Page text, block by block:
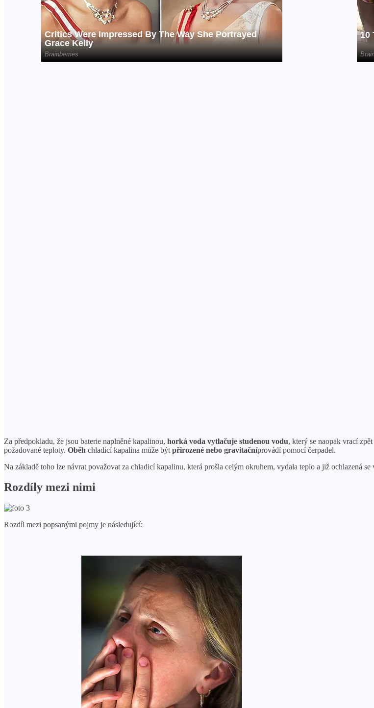
Za předpokladu, že jsou baterie naplněné kapalinou, horká voda vytlačuje studenou vodu, který se naopak vrací
požadované teploty. Oběh chladicí kapalina může být přirozené nebo gravitačníprovádí pomocí čerpadel.
Na základě toho lze návrat považovat za chladicí kapalinu, která prošla celým okruhem, vydala teplo a již ochlazená
Rozdíly mezi nimi
Rozdíl mezi popsanými pojmy je následující: